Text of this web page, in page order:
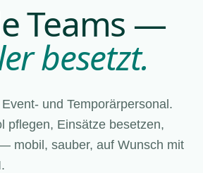
Teams —
besetzt.
und Temporärpersonal.
pflegen, Einsätze besetzen,
mobil, sauber, auf Wunsch mit